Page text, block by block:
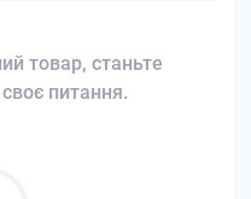
товар, станьте
питання.